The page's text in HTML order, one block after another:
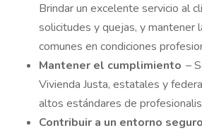
Brindar un excelente servicio al
solicitudes y quejas, y mantener
comunes en condiciones
Mantener el cumplimiento –
Vivienda Justa, estatales y
altos estándares de
Contribuir a un entorno